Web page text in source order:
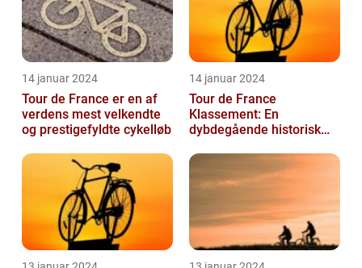
14 januar 2024
Tour de France er en af
verdens mest velkendte
og prestigefyldte cykelløb
14 januar 2024
Tour de France
Klassement: En
dybdegående historisk